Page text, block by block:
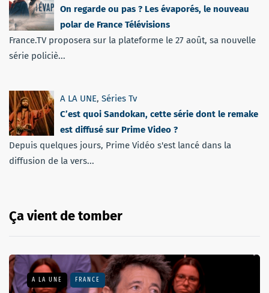
On regarde ou pas ? Les évaporés, le nouveau
polar de France Télévisions
France.TV proposera sur la plateforme le 27 août, sa nouvelle
série policiè...
A LA UNE, Séries Tv
C’est quoi Sandokan, cette série dont le remake
est diffusé sur Prime Video ?
Depuis quelques jours, Prime Vidéo s'est lancé dans la
diffusion de la vers...
Ça vient de tomber
A LA UNE FRANCE